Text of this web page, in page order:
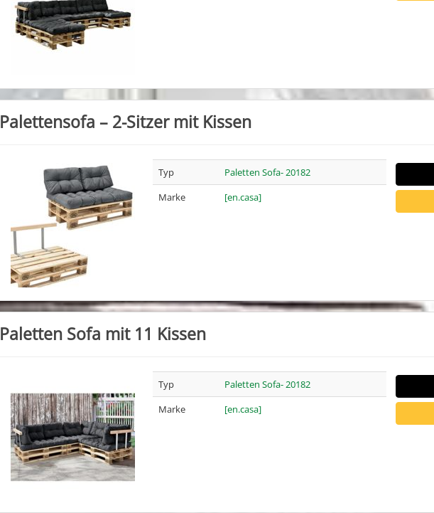
Palettensofa – 2-Sitzer mit Kissen
Typ
Paletten Sofa- 20182
Marke
[en.casa]
Paletten Sofa mit 11 Kissen
Typ
Paletten Sofa- 20182
Marke
[en.casa]